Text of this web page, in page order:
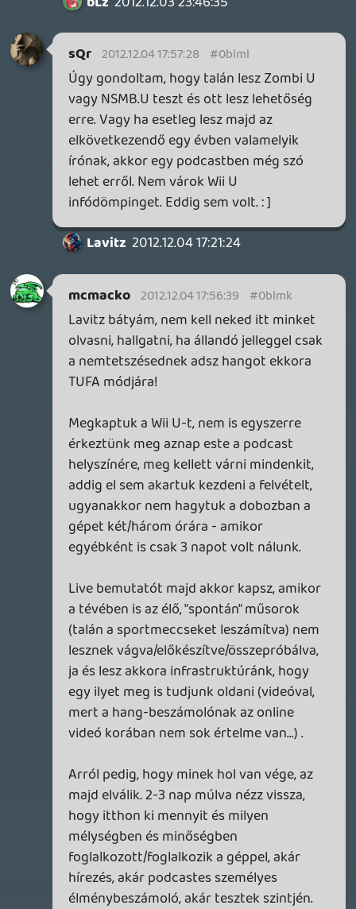
amiket valószínűleg az új tulaj is venni fog
teljesen új gép is, ami megint csak a
gyártónak jó.
Ha több eladott ÚJ gépet akarnak, azt
szerintem ne ilyen sunyi praktikákkal
akarják elérni, hanem meggyőző kínálattal
és normális árpolitikával.
Necroman Mk2 2012.12.04 16:33:28
Necroman Mk2 2012.12.04 16:33:28 #0blmg
Igen, ez időközben nekem is eszembe
jutott, csak az éremnek van egy másik
oldala: azzal, hogy eladsz egy régi gépet, s
annak árából (természetesen kiegészítve)
veszel egy újabbat, egy HASZNÁLT GÉP
kerül a piacra. Amit ha valaki megvesz,
abból a Nintendo nem sok mindent lát,
maximum a játékok árait.
Lehet fanyalogni a taktikára, de én
szerintem a manapság divatos
kényszerítőzést játsszák. Avagy: egyrészt
következtetéseként az ára jobban közelít
az újhoz; másfelől valószínűleg lesznek
olyan eddig másodpiaci vevők (szvsz 10-20
😵, akiknek elfogy a türelme, és vesz egy
ÚJ gépet.
axl 2012.12.04 16:01:48
"És mennyi ideig tart ez az átmásolás?"
Valószínűleg semeddig, de mi van akkor,
ha addig nem tudod megvenni az új gépet,
amíg el nem adtad a régit, mert nincs meg
rá a keret? Ez szerintem is úgy hülyeség,
ahogy van. Ennyire ne akarják már
megkötni a vevő kezét!
Necroman Mk2 2012.12.04 09:27:07
segastok
én angliaban élek es nemrég vásároltam
egy wii u-t
jó hír hgy nem tolt sokat videóknál ha jó
nettel rendelkezel es a böngésző nagyon
gyors.